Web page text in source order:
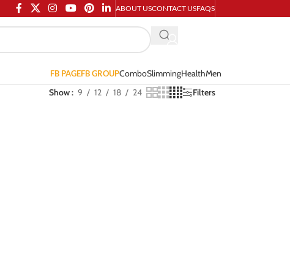
ABOUT USCONTACT USFAQS
FB PAGEFB GROUPComboSlimmingHealthMen
Show 9 12 18 24 Filters